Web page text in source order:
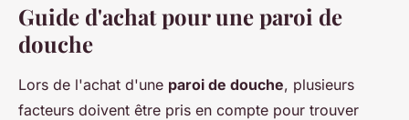
Guide d'achat pour une paroi de
douche
Lors de l'achat d'une paroi de douche, plusieurs
facteurs doivent être pris en compte pour trouver